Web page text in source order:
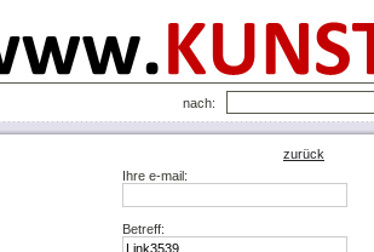
nach:
zurück
Ihre e-mail:
Betreff: